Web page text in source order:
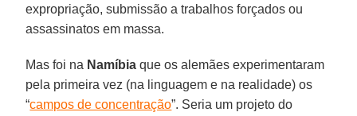
expropriação, submissão a trabalhos forçados ou
assassinatos em massa.
Mas foi na Namíbia que os alemães experimentaram
pela primeira vez (na linguagem e na realidade) os
“campos de concentração”. Seria um projeto do